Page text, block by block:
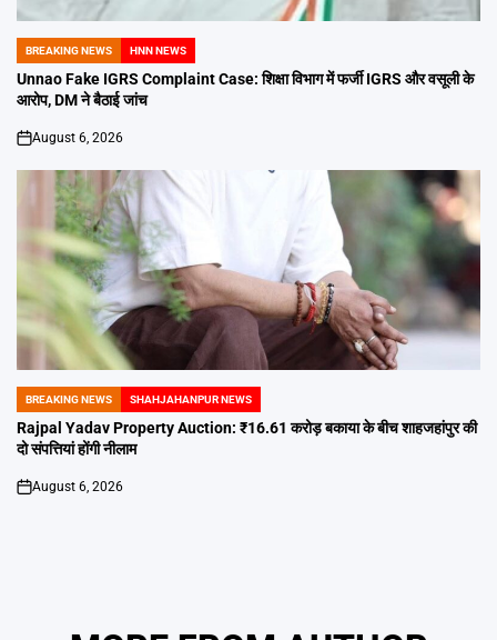
POSTED
IN
BREAKING NEWS HNN NEWS
Unnao Fake IGRS Complaint Case: शिक्षा विभाग में फर्जी IGRS और वसूली के
आरोप, DM ने बैठाई जांच
on
August 6, 2026
POSTED
IN
BREAKING NEWS SHAHJAHANPUR NEWS
Rajpal Yadav Property Auction: ₹16.61 करोड़ बकाया के बीच शाहजहांपुर की
दो संपत्तियां होंगी नीलाम
on
August 6, 2026